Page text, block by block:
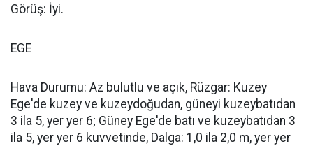
Görüş: İyi.
EGE
Hava Durumu: Az bulutlu ve açık, Rüzgar: Kuzey
Ege'de kuzey ve kuzeydoğudan, güneyi kuzeybatıdan
3 ila 5, yer yer 6; Güney Ege'de batı ve kuzeybatıdan 3
ila 5, yer yer 6 kuvvetinde, Dalga: 1,0 ila 2,0 m, yer yer